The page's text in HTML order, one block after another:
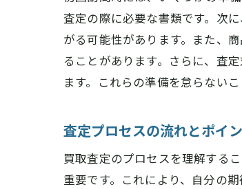
査定の際に必要な書類です。次
がる可能性があります。また、
ることがあります。さらに、査
ます。これらの準備を怠らない
査定プロセスの流れとポイ
買取査定のプロセスを理解する
重要です。これにより、自分の